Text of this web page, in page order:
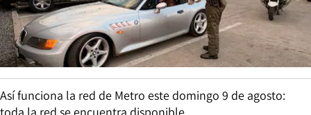
Así funciona la red de Metro este domingo 9 de agosto:
toda la red se encuentra disponible